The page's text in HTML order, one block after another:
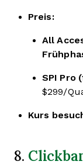
Preis:
All
SPI Pro
$299/
Kurs
8.